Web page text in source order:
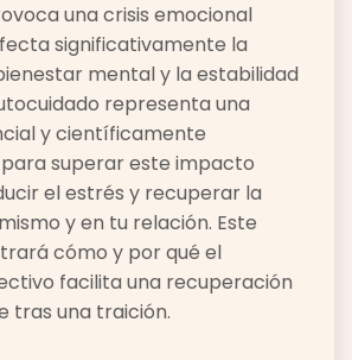
una crisis emocional
significativamente la
mental y la estabilidad
representa una
y científicamente
superar este impacto
el estrés y recuperar la
y en tu relación. Este
cómo y por qué el
facilita una recuperación
tras una traición.